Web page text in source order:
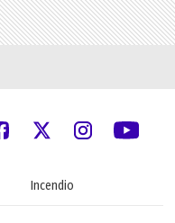
Incendio